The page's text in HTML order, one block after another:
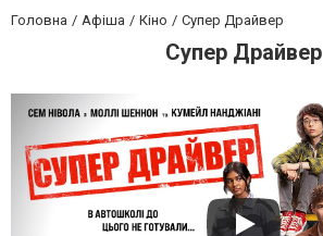
Головна Афіша Кіно Супер Драйвер
Супер Драйвер